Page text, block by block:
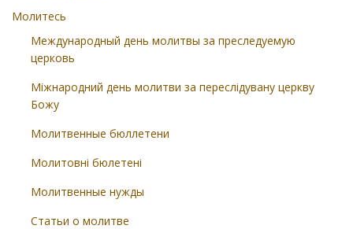
Молитесь
Международный день молитвы за преследуемую
церковь
Міжнародний день молитви за переслідувану церкву
Божу
Молитвенные бюллетени
Молитовні бюлетені
Молитвенные нужды
Статьи о молитве